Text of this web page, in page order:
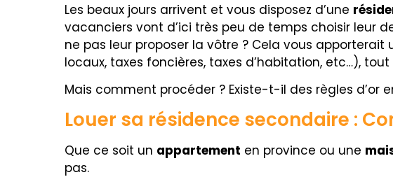
Les beaux jours arrivent et vous disposez d’une
vacanciers vont d’ici très peu de temps choisir leur
ne pas leur proposer la vôtre ? Cela vous
locaux, taxes foncières, taxes d’habitation, etc…),
Mais comment procéder ? Existe-t-il des règles d’or
Louer sa résidence secondaire :
Que ce soit un appartement en province ou une
pas.